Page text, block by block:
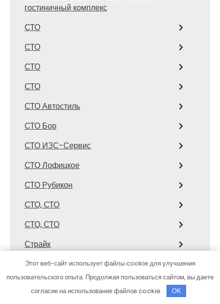
гостиничный комплекс
СТО
СТО
СТО
СТО
СТО Автостиль
СТО Бор
СТО ИЗС-Сервис
СТО Лофицкое
СТО Рубикон
СТО, СТО
СТО, СТО
Страйк
Стрелец, сауна
Студенческий, торгово-спортивный
комплекс
Этот веб-сайт использует файлы cookie для улучшения
пользовательского опыта. Продолжая пользоваться сайтом, вы даете
согласие на использование файлов cookie.
OK